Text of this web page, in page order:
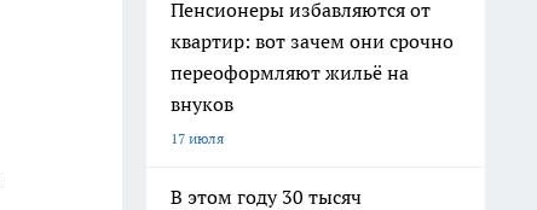
Пенсионеры избавляются от
квартир: вот зачем они срочно
переоформляют жильё на
внуков
17 июля
В этом году 30 тысяч